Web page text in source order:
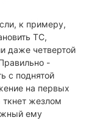
к примеру,
ТС,
даже четвертой
-
с поднятой
на первых
ткнет жезлом
ему